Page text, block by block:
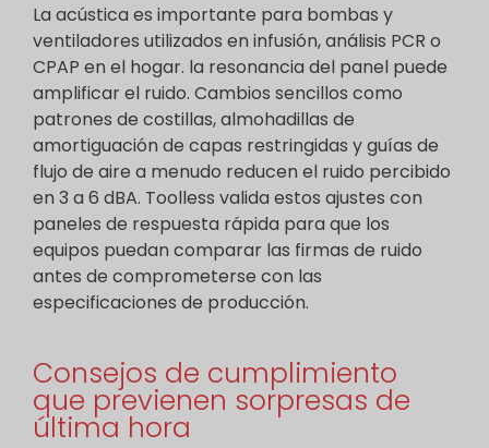
La acústica es importante para bombas y
ventiladores utilizados en infusión, análisis PCR o
CPAP en el hogar. la resonancia del panel puede
amplificar el ruido. Cambios sencillos como
patrones de costillas, almohadillas de
amortiguación de capas restringidas y guías de
flujo de aire a menudo reducen el ruido percibido
en 3 a 6 dBA. Toolless valida estos ajustes con
paneles de respuesta rápida para que los
equipos puedan comparar las firmas de ruido
antes de comprometerse con las
especificaciones de producción.
Consejos de cumplimiento
que previenen sorpresas de
última hora